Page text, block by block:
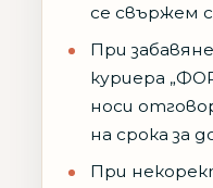
се свържем
При
куриера
носи
на срока за
При